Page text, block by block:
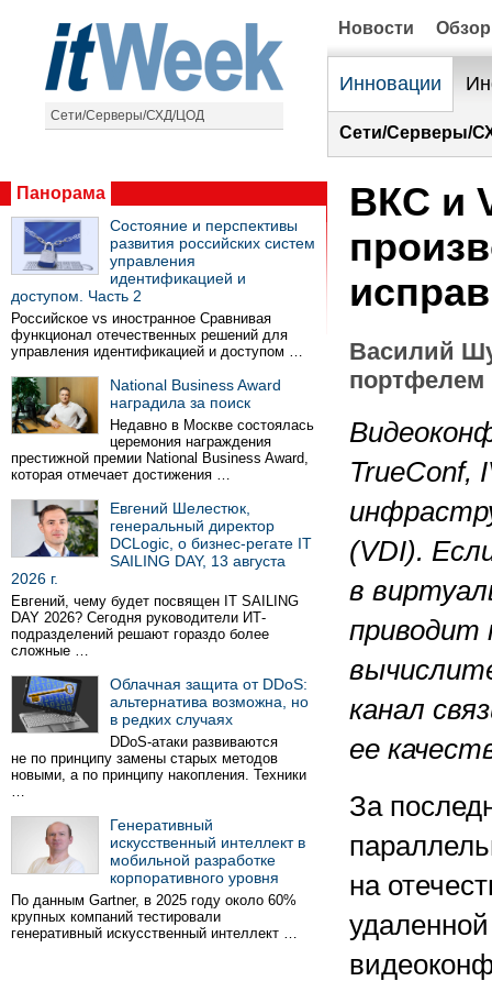
Сети/Серверы/СХД/ЦОД
Новости
Инновации
Сети/Серверы/
Панорама
Состояние и перспективы
развития российских систем
управления
идентификацией и
доступом. Часть 2
Российское vs иностранное Сравнивая
функционал отечественных решений для
управления идентификацией и доступом …
National Business Award
наградила за поиск
Недавно в Москве состоялась
церемония награждения
престижной премии National Business Award,
которая отмечает достижения …
Евгений Шелестюк,
генеральный директор
DCLogic, о бизнес-регате IT
SAILING DAY, 13 августа
2026 г.
Евгений, чему будет посвящен IT SAILING
DAY 2026? Сегодня руководители ИТ-
подразделений решают гораздо более
сложные …
Облачная защита от DDoS:
альтернатива возможна, но
в редких случаях
DDoS-атаки развиваются
не по принципу замены старых методов
новыми, а по принципу накопления. Техники
…
Генеративный
искусственный интеллект в
мобильной разработке
корпоративного уровня
По данным Gartner, в 2025 году около 60%
крупных компаний тестировали
генеративный искусственный интеллект …
ВКС и
Василий
портфелем
TrueConf,
(VDI).
в
приводит
канал
ее
За
на